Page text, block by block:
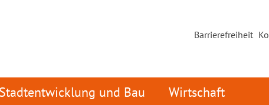
Barrierefreiheit
Stadtentwicklung und Bau Wirtschaft